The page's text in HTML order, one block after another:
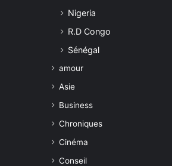
Nigeria
R.D Congo
Sénégal
amour
Asie
Business
Chroniques
Cinéma
Conseil